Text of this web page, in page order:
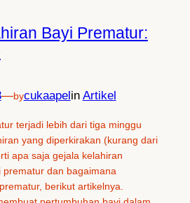
Bayi Prematur:
—bycukaapelin Artikel
terjadi lebih dari tiga minggu
yang diperkirakan (kurang dari
apa saja gejala kelahiran
prematur dan bagaimana
berikut artikelnya.